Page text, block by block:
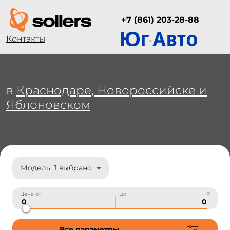
+7 (861) 203-28-88
Контакты
в Краснодаре, Новороссийске и
Яблоновском
Модель 1 выбрано
Цена от до ₽